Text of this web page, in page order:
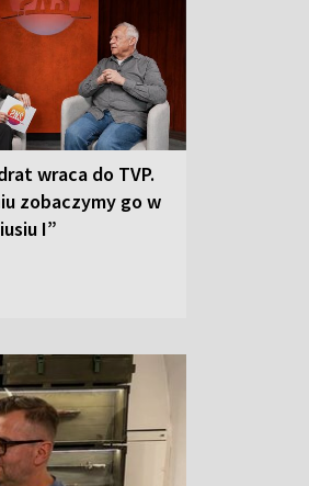
wraca do TVP.
zobaczymy go w
I”